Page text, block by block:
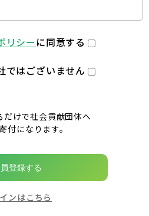
リシー に同意する
ではございません
だけで社会貢献団体へ
付になります。
登録する
ンはこちら